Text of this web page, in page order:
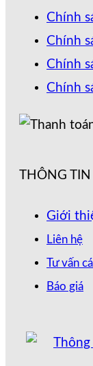
Chính
Chính
Chính
Chính
THÔNG TIN
Giới
Liên hệ
Tư vấn
Báo giá